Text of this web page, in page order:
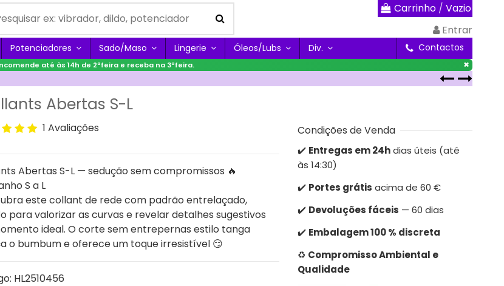
Carrinho / Vazio
Entrar
Potenciadores Sado/Maso Lingerie Óleos/Lubs Div. Contactos
até às 14h de 2ªfeira e receba na 3ªfeira.
×
Abertas S-L
1 Avaliações
Abertas S-L — sedução sem compromissos 🔥
S a L
este collant de rede com padrão entrelaçado,
para valorizar as curvas e revelar detalhes sugestivos
ideal. O corte sem entrepernas estilo tanga
o bumbum e oferece um toque irresistível 😏
HL2510456
Condições de Venda
✔️ Entregas em 24hdias úteis (até
às 14:30)
✔️ Portes grátis acima de 60 €
✔️ Devoluções fáceis — 60 dias
✔️ Embalagem 100 % discreta
♻️ Compromisso Ambiental e
Qualidade